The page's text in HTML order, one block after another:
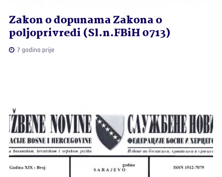
Zakon o dopunama Zakona o
poljoprivredi (Sl.n.FBiH 0713)
7 godina prije